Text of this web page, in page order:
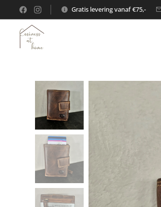
Gratis levering vanaf €75,-